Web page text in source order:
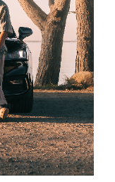
Service & Rep
Prismatch
MinSEAT
ServiceCam
Synstjek
MinSeat - Skift